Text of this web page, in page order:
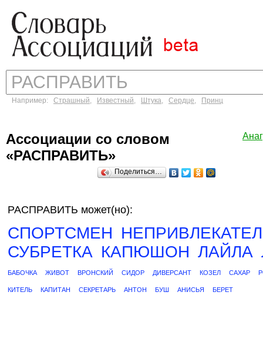
Например: Страшный, Известный, Штука, Сердце, Принц
Ассоциации со словом
«РАСПРАВИТЬ»
Поделиться…
РАСПРАВИТЬ может(но):
СПОРТСМЕН
СУБРЕТКА КАПЮШОН ЛАЙЛА
БАБОЧКА ЖИВОТ ВРОНСКИЙ СИДОР ДИВЕРСАНТ КОЗЕЛ САХАР
КИТЕЛЬ КАПИТАН СЕКРЕТАРЬ АНТОН БУШ АНИСЬЯ БЕРЕТ